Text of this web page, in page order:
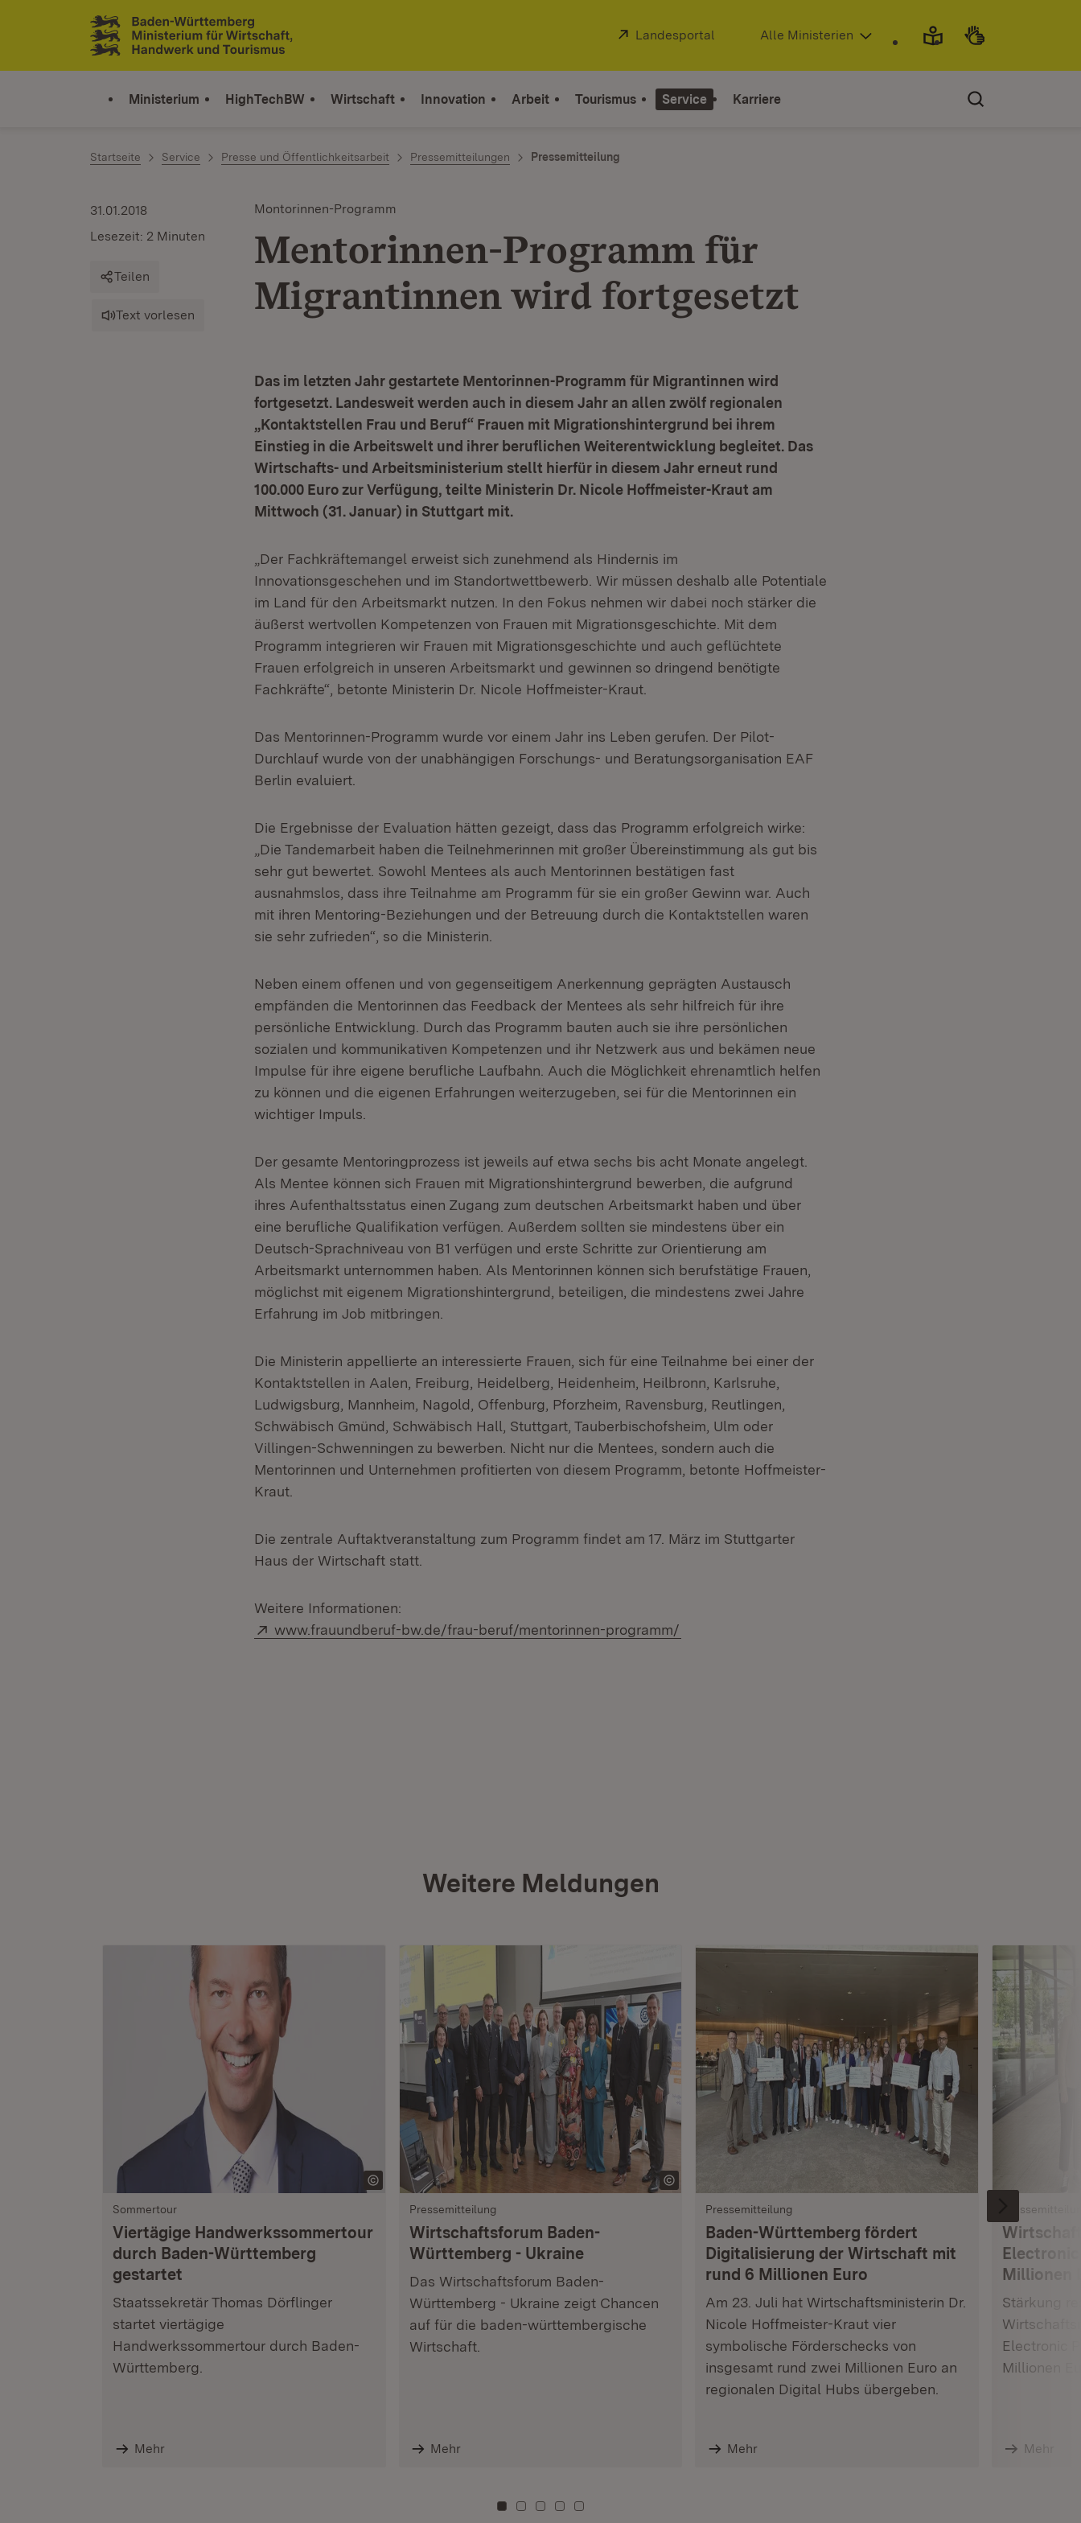
Zum Inhalt springen
Link zur Startseite
Extern:
Landesportal (Öffnet in neuem Fenster)
Alle Ministerien
Ministerium HighTechBW Wirtschaft Innovation Arbeit Tourismus Service Karriere
Startseite Service Presse und Öffentlichkeitsarbeit Pressemitteilungen Pressemitteilung
Montorinnen-Programm
Mentorinnen-Programm für
Migrantinnen wird fortgesetzt
31.01.2018
Lesezeit: 2 Minuten
Teilen
Text vorlesen
Das im letzten Jahr gestartete Mentorinnen-Programm für Migrantinnen wird
fortgesetzt. Landesweit werden auch in diesem Jahr an allen zwölf regionalen
„Kontaktstellen Frau und Beruf“ Frauen mit Migrationshintergrund bei ihrem
Einstieg in die Arbeitswelt und ihrer beruflichen Weiterentwicklung begleitet. Das
Wirtschafts- und Arbeitsministerium stellt hierfür in diesem Jahr erneut rund
100.000 Euro zur Verfügung, teilte Ministerin Dr. Nicole Hoffmeister-Kraut am
Mittwoch (31. Januar) in Stuttgart mit.
„Der Fachkräftemangel erweist sich zunehmend als Hindernis im
Innovationsgeschehen und im Standortwettbewerb. Wir müssen deshalb alle Potentiale
im Land für den Arbeitsmarkt nutzen. In den Fokus nehmen wir dabei noch stärker die
äußerst wertvollen Kompetenzen von Frauen mit Migrationsgeschichte. Mit dem
Programm integrieren wir Frauen mit Migrationsgeschichte und auch geflüchtete
Frauen erfolgreich in unseren Arbeitsmarkt und gewinnen so dringend benötigte
Fachkräfte“, betonte Ministerin Dr. Nicole Hoffmeister-Kraut.
Das Mentorinnen-Programm wurde vor einem Jahr ins Leben gerufen. Der Pilot-
Durchlauf wurde von der unabhängigen Forschungs- und Beratungsorganisation EAF
Berlin evaluiert.
Die Ergebnisse der Evaluation hätten gezeigt, dass das Programm erfolgreich wirke:
„Die Tandemarbeit haben die Teilnehmerinnen mit großer Übereinstimmung als gut bis
sehr gut bewertet. Sowohl Mentees als auch Mentorinnen bestätigen fast
ausnahmslos, dass ihre Teilnahme am Programm für sie ein großer Gewinn war. Auch
mit ihren Mentoring-Beziehungen und der Betreuung durch die Kontaktstellen waren
sie sehr zufrieden“, so die Ministerin.
Neben einem offenen und von gegenseitigem Anerkennung geprägten Austausch
empfänden die Mentorinnen das Feedback der Mentees als sehr hilfreich für ihre
persönliche Entwicklung. Durch das Programm bauten auch sie ihre persönlichen
sozialen und kommunikativen Kompetenzen und ihr Netzwerk aus und bekämen neue
Impulse für ihre eigene berufliche Laufbahn. Auch die Möglichkeit ehrenamtlich helfen
zu können und die eigenen Erfahrungen weiterzugeben, sei für die Mentorinnen ein
wichtiger Impuls.
Der gesamte Mentoringprozess ist jeweils auf etwa sechs bis acht Monate angelegt.
Als Mentee können sich Frauen mit Migrationshintergrund bewerben, die aufgrund
ihres Aufenthaltsstatus einen Zugang zum deutschen Arbeitsmarkt haben und über
eine berufliche Qualifikation verfügen. Außerdem sollten sie mindestens über ein
Deutsch-Sprachniveau von B1 verfügen und erste Schritte zur Orientierung am
Arbeitsmarkt unternommen haben. Als Mentorinnen können sich berufstätige Frauen,
möglichst mit eigenem Migrationshintergrund, beteiligen, die mindestens zwei Jahre
Erfahrung im Job mitbringen.
Die Ministerin appellierte an interessierte Frauen, sich für eine Teilnahme bei einer der
Kontaktstellen in Aalen, Freiburg, Heidelberg, Heidenheim, Heilbronn, Karlsruhe,
Ludwigsburg, Mannheim, Nagold, Offenburg, Pforzheim, Ravensburg, Reutlingen,
Schwäbisch Gmünd, Schwäbisch Hall, Stuttgart, Tauberbischofsheim, Ulm oder
Villingen-Schwenningen zu bewerben. Nicht nur die Mentees, sondern auch die
Mentorinnen und Unternehmen profitierten von diesem Programm, betonte Hoffmeister-
Kraut.
Die zentrale Auftaktveranstaltung zum Programm findet am 17. März im Stuttgarter
Haus der Wirtschaft statt.
Weitere Informationen:
Extern:
www.frauundberuf-bw.de/frau-beruf/mentorinnen-programm/
Weitere Meldungen
Sommertour
Viertägige Handwerkssommertour
durch Baden-Württemberg
gestartet
Staatssekretär Thomas Dörflinger
startet viertägige
Handwerkssommertour durch Baden-
Württemberg.
Mehr
Pressemitteilung
Wirtschaftsforum Baden-
Württemberg - Ukraine
Das Wirtschaftsforum Baden-
Württemberg - Ukraine zeigt Chancen
auf für die baden-württembergische
Wirtschaft.
Mehr
Pressemitteilung
Baden-Württemberg fördert
Digitalisierung der Wirtschaft mit
rund 6 Millionen Euro
Am 23. Juli hat Wirtschaftsministerin Dr.
Nicole Hoffmeister-Kraut vier
symbolische Förderschecks von
insgesamt rund zwei Millionen Euro an
regionalen Digital Hubs übergeben.
Mehr
Millionen
Stärkung
Electronic
Millionen
Mehr
Zu Kachel: 0
Zu Kachel: 3
Zu Kachel: 6
Zu Kachel: 9
Zu Kachel: 12